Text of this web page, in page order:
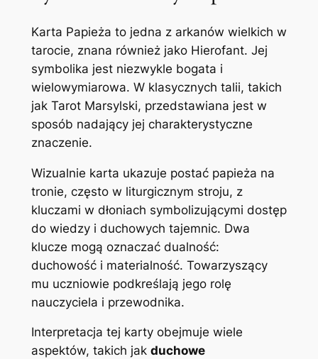
Karta Papieża to jedna z arkanów wielkich w
tarocie, znana również jako Hierofant. Jej
symbolika jest niezwykle bogata i
wielowymiarowa. W klasycznych talii, takich
jak Tarot Marsylski, przedstawiana jest w
sposób nadający jej charakterystyczne
znaczenie.
Wizualnie karta ukazuje postać papieża na
tronie, często w liturgicznym stroju, z
kluczami w dłoniach symbolizującymi dostęp
do wiedzy i duchowych tajemnic. Dwa
klucze mogą oznaczać dualność:
duchowość i materialność. Towarzyszący
mu uczniowie podkreślają jego rolę
nauczyciela i przewodnika.
Interpretacja tej karty obejmuje wiele
aspektów, takich jak duchowe